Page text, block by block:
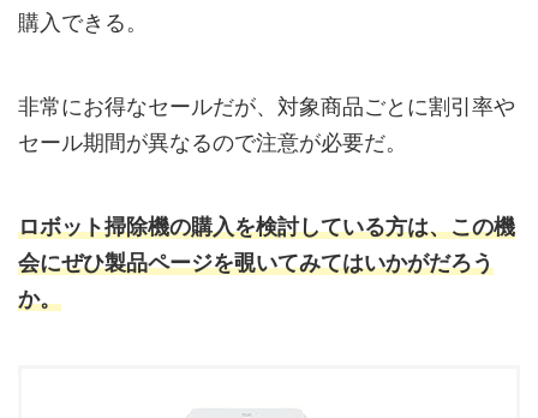
購入できる。
非常にお得なセールだが、対象商品ごとに割引率や
セール期間が異なるので注意が必要だ。
ロボット掃除機の購入を検討している方は、この機
会にぜひ製品ページを覗いてみてはいかがだろう
か。